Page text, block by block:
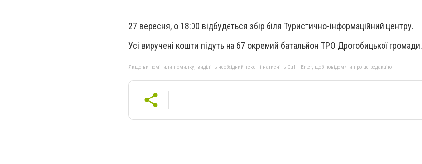
27 вересня, о 18:00 відбудеться збір біля Туристично-інформаційний центру.
Усі виручені кошти підуть на 67 окремий батальйон ТРО Дрогобицької громади.
Якщо ви помітили помилку, виділіть необхідний текст і натисніть Ctrl + Enter, щоб повідомити про це редакцію